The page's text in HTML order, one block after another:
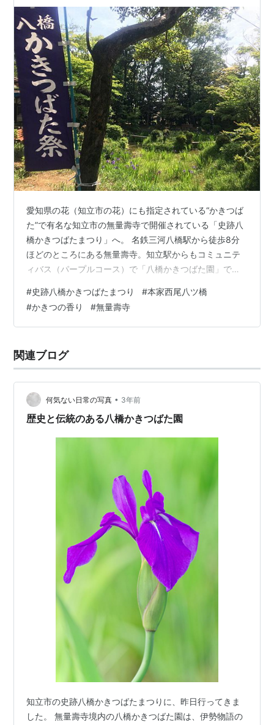
愛知県の花（知立市の花）にも指定されている“かきつば
た”で有名な知立市の無量壽寺で開催されている「史跡八
橋かきつばたまつり」へ。 名鉄三河八橋駅から徒歩8分
ほどのところにある無量壽寺。知立駅からもコミュニテ
ィバス（パープルコース）で「八橋かきつばた園」で下
橋かきつばた園」停留所から随分離れた場所で、地図を
見て会場を探していたので、違うところで下車したの
か、知立駅から歩かれたのかは不明である。 ちなみに知
知立営業所】TEL：0566-81-4334 名鉄知立駅からコミ
ュニティバスは１時間に１…
#史跡八橋かきつばたまつり #本家西尾八ツ橋
#かきつの香り #無量壽寺
関連ブログ
何気ない日常の写真 • 3年前
歴史と伝統のある八橋かきつばた園
知立市の史跡八橋かきつばたまつりに、昨日行ってきま
した。 無量壽寺境内の八橋かきつばた園は、伊勢物語の